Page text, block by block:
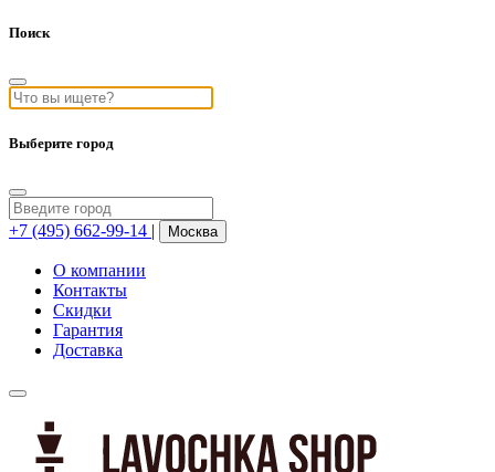
Поиск
Выберите город
+7 (495) 662-99-14 | Москва
О компании
Контакты
Скидки
Гарантия
Доставка